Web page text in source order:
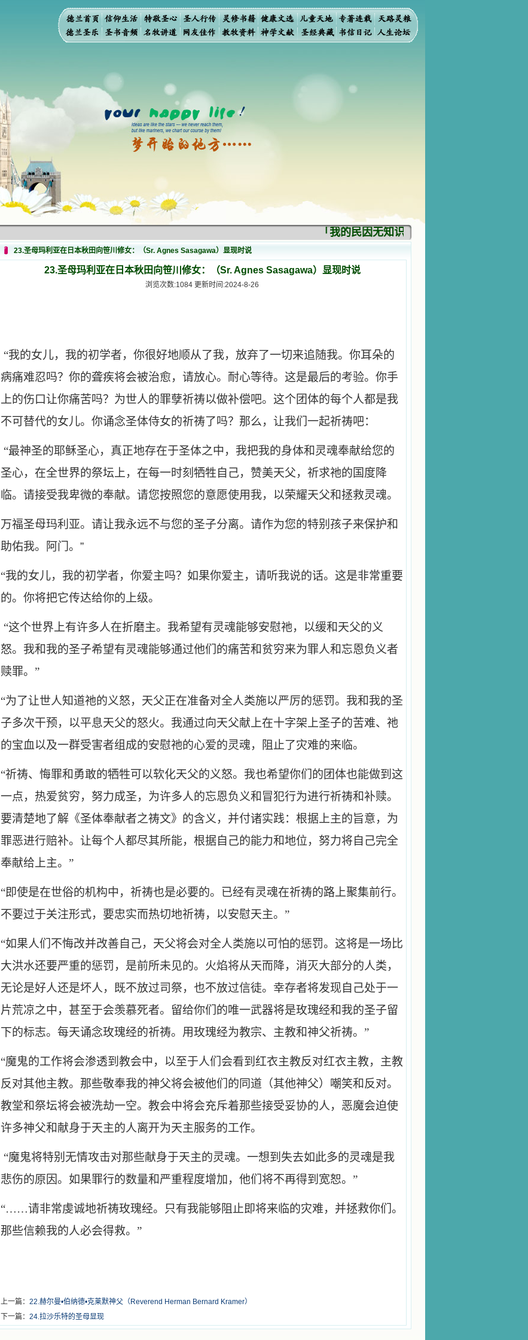
「我的民因无知识而灭亡。你弃掉知识，我
23.圣母玛利亚在日本秋田向笹川修女：（Sr. Agnes Sasagawa）显现时说
23.圣母玛利亚在日本秋田向笹川修女：（Sr. Agnes Sasagawa）显现时说
浏览次数:1084 更新时间:2024-8-26
“我的女儿，我的初学者，你很好地顺从了我，放弃了一切来追随我。你耳朵的
病痛难忍吗？你的聋疾将会被治愈，请放心。耐心等待。这是最后的考验。你手
上的伤口让你痛苦吗？为世人的罪孽祈祷以做补偿吧。这个团体的每个人都是我
不可替代的女儿。你诵念圣体侍女的祈祷了吗？那么，让我们一起祈祷吧：
“最神圣的耶稣圣心，真正地存在于圣体之中，我把我的身体和灵魂奉献给您的
圣心，在全世界的祭坛上，在每一时刻牺牲自己，赞美天父，祈求祂的国度降
临。请接受我卑微的奉献。请您按照您的意愿使用我，以荣耀天父和拯救灵魂。
万福圣母玛利亚。请让我永远不与您的圣子分离。请作为您的特别孩子来保护和
助佑我。阿门。”
“我的女儿，我的初学者，你爱主吗？如果你爱主，请听我说的话。这是非常重要
的。你将把它传达给你的上级。
“这个世界上有许多人在折磨主。我希望有灵魂能够安慰祂，以缓和天父的义
怒。我和我的圣子希望有灵魂能够通过他们的痛苦和贫穷来为罪人和忘恩负义者
赎罪。”
“为了让世人知道祂的义怒，天父正在准备对全人类施以严厉的惩罚。我和我的圣
子多次干预，以平息天父的怒火。我通过向天父献上在十字架上圣子的苦难、祂
的宝血以及一群受害者组成的安慰祂的心爱的灵魂，阻止了灾难的来临。
“祈祷、悔罪和勇敢的牺牲可以软化天父的义怒。我也希望你们的团体也能做到这
一点，热爱贫穷，努力成圣，为许多人的忘恩负义和冒犯行为进行祈祷和补赎。
要清楚地了解《圣体奉献者之祷文》的含义，并付诸实践：根据上主的旨意，为
罪恶进行赔补。让每个人都尽其所能，根据自己的能力和地位，努力将自己完全
奉献给上主。”
“即使是在世俗的机构中，祈祷也是必要的。已经有灵魂在祈祷的路上聚集前行。
不要过于关注形式，要忠实而热切地祈祷，以安慰天主。”
“如果人们不悔改并改善自己，天父将会对全人类施以可怕的惩罚。这将是一场比
大洪水还要严重的惩罚，是前所未见的。火焰将从天而降，消灭大部分的人类，
无论是好人还是坏人，既不放过司祭，也不放过信徒。幸存者将发现自己处于一
片荒凉之中，甚至于会羡慕死者。留给你们的唯一武器将是玫瑰经和我的圣子留
下的标志。每天诵念玫瑰经的祈祷。用玫瑰经为教宗、主教和神父祈祷。”
“魔鬼的工作将会渗透到教会中，以至于人们会看到红衣主教反对红衣主教，主教
反对其他主教。那些敬奉我的神父将会被他们的同道（其他神父）嘲笑和反对。
教堂和祭坛将会被洗劫一空。教会中将会充斥着那些接受妥协的人，恶魔会迫使
许多神父和献身于天主的人离开为天主服务的工作。
“魔鬼将特别无情攻击对那些献身于天主的灵魂。一想到失去如此多的灵魂是我
悲伤的原因。如果罪行的数量和严重程度增加，他们将不再得到宽恕。”
“……请非常虔诚地祈祷玫瑰经。只有我能够阻止即将来临的灾难，并拯救你们。
那些信赖我的人必会得救。”
上一篇： 22.赫尔曼•伯纳德•克莱默神父（Reverend Herman Bernard Kramer）
下一篇： 24.拉沙乐特的圣母显现